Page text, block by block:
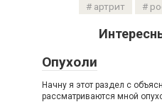
артрит
Опухоли
Начну я этот раздел с
рассматриваются мной